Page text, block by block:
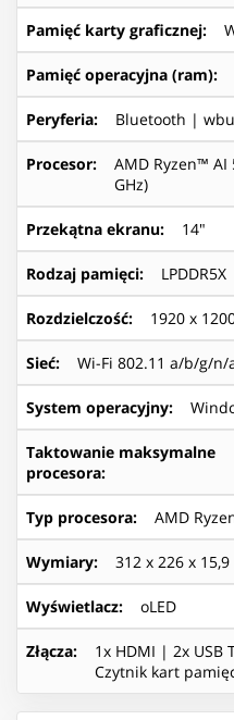
Pamięć karty graficznej:
Pamięć operacyjna (ram):
Peryferia: Bluetooth |
Procesor:
AMD Ryzen™ AI
GHz)
Przekątna ekranu: 14"
Rodzaj pamięci: LPDDR5X
Rozdzielczość: 1920 x
Sieć: Wi-Fi 802.11 a/b/g/
System operacyjny:
Taktowanie maksymalne
procesora:
Typ procesora: AMD
Wymiary: 312 x 226 x
Wyświetlacz: oLED
Złącza:
1x HDMI | 2x USB
Czytnik kart